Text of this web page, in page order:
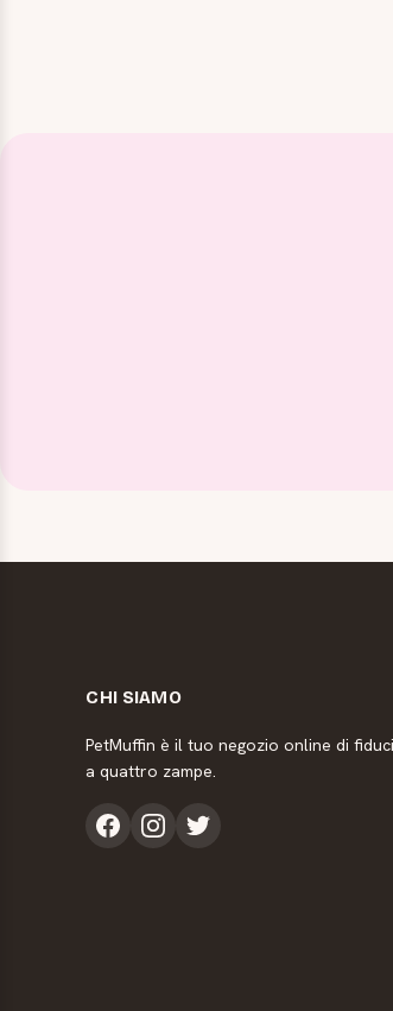
CHI SIAMO
PetMuffin è il tuo negozio online di
a quattro zampe.